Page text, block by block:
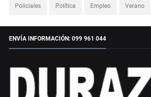
Policiales Política Empleo Verano
ENVÍA INFORMACIÓN: 099 961 044